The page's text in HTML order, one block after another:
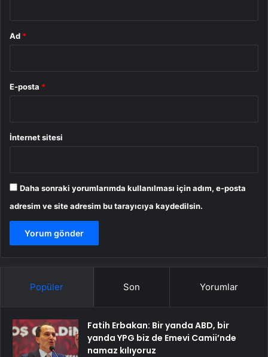
Ad *
E-posta *
İnternet sitesi
Daha sonraki yorumlarımda kullanılması için adım, e-posta
adresim ve site adresim bu tarayıcıya kaydedilsin.
Popüler Son Yorumlar
Fatih Erbakan: Bir yanda ABD, bir
yanda YPG biz de Emevi Camii’nde
namaz kılıyoruz